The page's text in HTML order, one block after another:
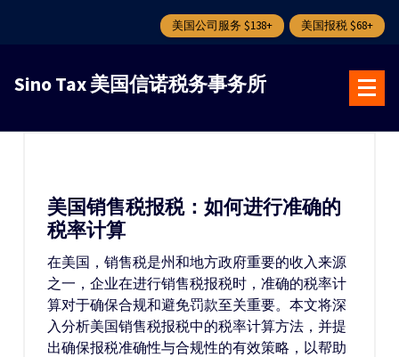
美国公司服务 $138+ 美国报税 $68+
Sino Tax 美国信诺税务事务所
美国销售税报税：如何进行准确的
税率计算
在美国，销售税是州和地方政府重要的收入来源
之一，企业在进行销售税报税时，准确的税率计
算对于确保合规和避免罚款至关重要。本文将深
入分析美国销售税报税中的税率计算方法，并提
出确保报税准确性与合规性的有效策略，以帮助